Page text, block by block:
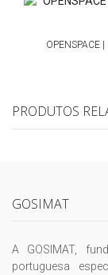
OPENSPACE
PRODUTOS
GOSIMAT
A GOSIMAT,
portuguesa